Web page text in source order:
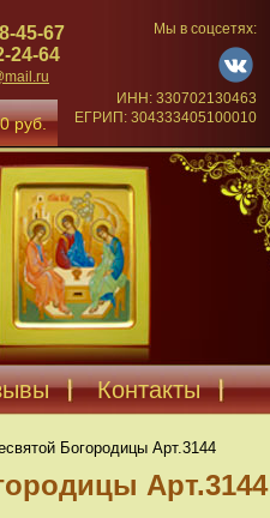
45-67
24-64
руб.
Мы в соцсетях:
ИНН: 330702130463
ЕГРИП: 304333405100010
Контакты
Богородицы Арт.3144
Арт.3144